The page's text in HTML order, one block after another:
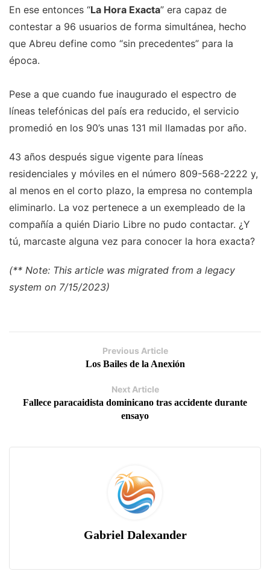
En ese entonces “La Hora Exacta” era capaz de
contestar a 96 usuarios de forma simultánea, hecho
que Abreu define como “sin precedentes” para la
época.
Pese a que cuando fue inaugurado el espectro de
líneas telefónicas del país era reducido, el servicio
promedió en los 90’s unas 131 mil llamadas por año.
43 años después sigue vigente para líneas
residenciales y móviles en el número 809-568-2222 y,
al menos en el corto plazo, la empresa no contempla
eliminarlo. La voz pertenece a un exempleado de la
compañía a quién Diario Libre no pudo contactar. ¿Y
tú, marcaste alguna vez para conocer la hora exacta?
(** Note: This article was migrated from a legacy
system on 7/15/2023)
Previous Article
Los Bailes de la Anexión
Next Article
Fallece paracaidista dominicano tras accidente durante
ensayo
Gabriel Dalexander